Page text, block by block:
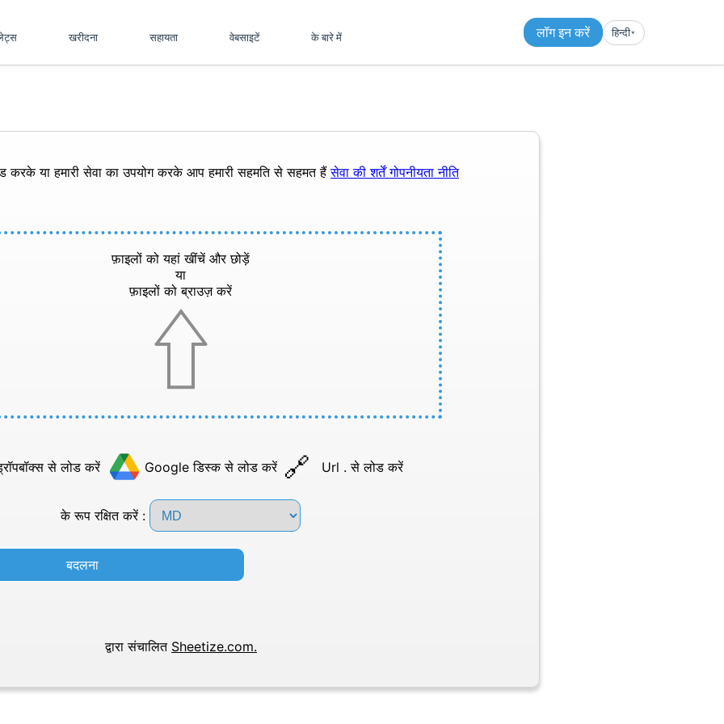
खरीदना सहायता वेबसाइटें के बारे में लॉग इन करें हिन्दी▾︎
करके या हमारी सेवा का उपयोग करके आप हमारी सहमति से सहमत हैंसेवा की शर्तेंगोपनीयता नीति
फ़ाइलों को यहां खींचें और छोड़ें
या
फ़ाइलों को ब्राउज़ करें
से लोड करें Google डिस्क से लोड करें Url . से लोड करें
के रूप रक्षित करें :
बदलना
द्वारा संचालित Sheetize.com.